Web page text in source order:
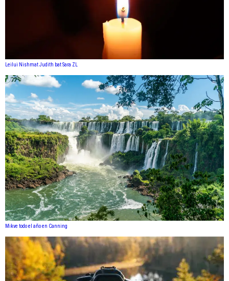
Leilui Nishmat Judith bat Sara ZL
Mikve todo el año en Canning